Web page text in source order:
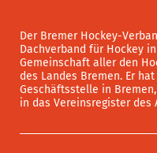
Der Bremer Hockey-
Dachverband für Hockey
Gemeinschaft aller den
des Landes Bremen. Er
Geschäftsstelle in
in das Vereinsregister des